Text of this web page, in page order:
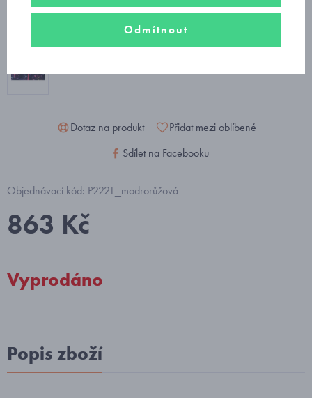
Dotaz na produkt
Přidat mezi oblíbené
Sdílet na Facebooku
Objednávací kód: P2221_modrorůžová
863 Kč
Vyprodáno
Popis zboží
Odmítnout